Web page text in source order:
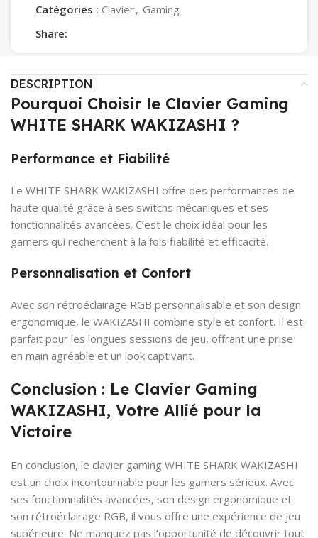
Catégories : Clavier, Gaming
Share:
DESCRIPTION
Pourquoi Choisir le Clavier Gaming
WHITE SHARK WAKIZASHI ?
Performance et Fiabilité
Le WHITE SHARK WAKIZASHI offre des performances de
haute qualité grâce à ses switchs mécaniques et ses
fonctionnalités avancées. C’est le choix idéal pour les
gamers qui recherchent à la fois fiabilité et efficacité.
Personnalisation et Confort
Avec son rétroéclairage RGB personnalisable et son design
ergonomique, le WAKIZASHI combine style et confort. Il est
parfait pour les longues sessions de jeu, offrant une prise
en main agréable et un look captivant.
Conclusion : Le Clavier Gaming
WAKIZASHI, Votre Allié pour la
Victoire
En conclusion, le clavier gaming WHITE SHARK WAKIZASHI
est un choix incontournable pour les gamers sérieux. Avec
ses fonctionnalités avancées, son design ergonomique et
son rétroéclairage RGB, il vous offre une expérience de jeu
supérieure. Ne manquez pas l’opportunité de découvrir tout